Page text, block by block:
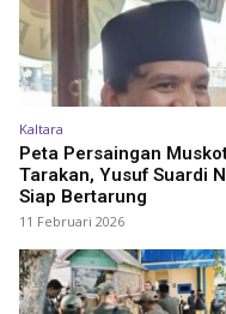
Kaltara
Peta Persaingan
Tarakan, Yusuf Suardi
Siap Bertarung
11 Februari 2026